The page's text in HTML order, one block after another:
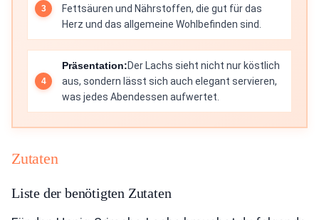
Fettsäuren und Nährstoffen, die gut für das
Herz und das allgemeine Wohlbefinden sind.
Präsentation:Der Lachs sieht nicht nur köstlich
aus, sondern lässt sich auch elegant servieren,
was jedes Abendessen aufwertet.
Zutaten
Liste der benötigten Zutaten